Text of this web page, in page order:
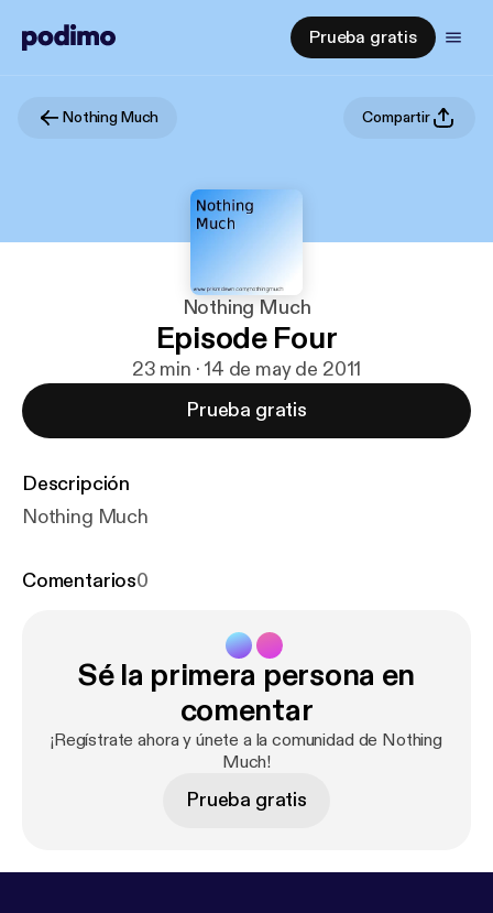
Prueba gratis
Nothing Much Compartir
Nothing Much
Episode Four
23 min · 14 de may de 2011
Prueba gratis
Descripción
Nothing Much
Comentarios0
Sé la primera persona en
comentar
¡Regístrate ahora y únete a la comunidad de Nothing
Much!
Prueba gratis